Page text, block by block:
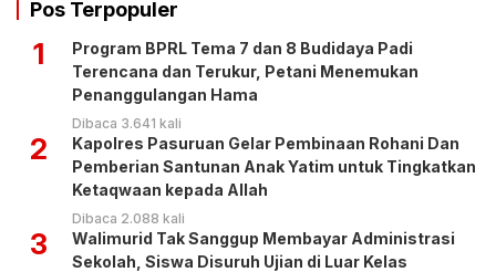
Pos Terpopuler
1
Program BPRL Tema 7 dan 8 Budidaya Padi
Terencana dan Terukur, Petani Menemukan
Penanggulangan Hama
Dibaca 3.641 kali
2
Kapolres Pasuruan Gelar Pembinaan Rohani Dan
Pemberian Santunan Anak Yatim untuk Tingkatkan
Ketaqwaan kepada Allah
Dibaca 2.088 kali
3
Walimurid Tak Sanggup Membayar Administrasi
Sekolah, Siswa Disuruh Ujian di Luar Kelas